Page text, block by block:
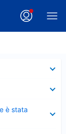
è stata